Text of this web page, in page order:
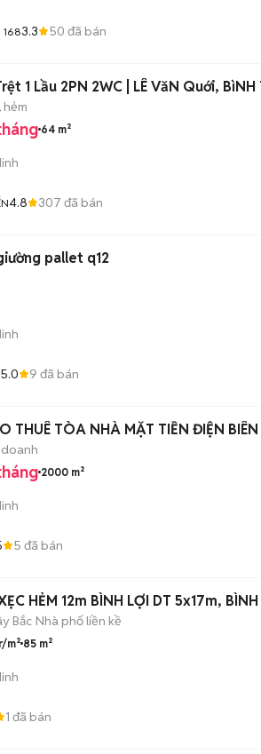
1683.3 50 đã bán
1 Lầu 2PN 2WC | LÊ VăN Quới, BìNH
hẻm
64 m²
4.8 307 đã bán
pallet q12
5.0 9 đã bán
THUÊ TÒA NHÀ MẶT TIỀN ĐIỆN
2000 m²
5 đã bán
HẺM 12m BÌNH LỢI DT 5x17m,
Bắc Nhà phố liền kề
m² 85 m²
1 đã bán